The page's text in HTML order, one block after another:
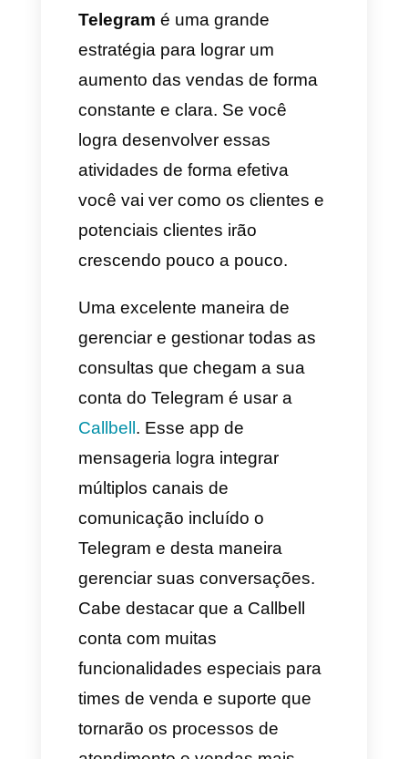
convidar a qualquer pessoa
que você quiser aos seus
canais, isso significa que você
vai poder promover a
informação que quiser sem
nenhum custo.
constante
Um ponto importante é que a
autopromoção constante pode
prejudicar sua empresa, por
tanto, você deve manter um
balance entre a promoção dos
seus serviços ou produtos e a
informação útil que você
compartilha com o seu público.
4) Cria concursos e sorteios
para aumentar o engagement